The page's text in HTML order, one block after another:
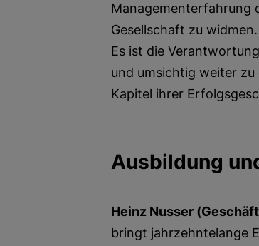
Managementerfahrung
Gesellschaft zu widmen.
Es ist die
und umsichtig weiter
Kapitel ihrer
Ausbildung
Heinz Nusser
bringt jahrzehntelange